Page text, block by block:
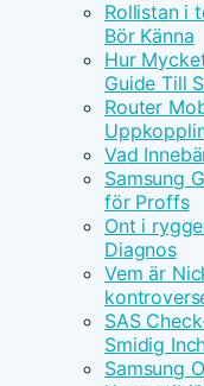
Rollistan i
Bör Känna
Hur
Guide Till
Router
Vad
Samsung
för Proffs
Ont i
Diagnos
Vem är
SAS
Smidig
Samsung